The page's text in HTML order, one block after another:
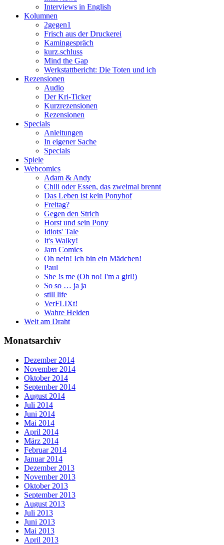
Interviews in English
Kolumnen
2gegen1
Frisch aus der Druckerei
Kamingespräch
kurz.schluss
Mind the Gap
Werkstattbericht: Die Toten und ich
Rezensionen
Audio
Der Kri-Ticker
Kurzrezensionen
Rezensionen
Specials
Anleitungen
In eigener Sache
Specials
Spiele
Webcomics
Adam & Andy
Chili oder Essen, das zweimal brennt
Das Leben ist kein Ponyhof
Freitag?
Gegen den Strich
Horst und sein Pony
Idiots' Tale
It's Walky!
Jam Comics
Oh nein! Ich bin ein Mädchen!
Paul
She !s me (Oh no! I'm a girl!)
So so … ja ja
still life
VerFLIXt!
Wahre Helden
Welt am Draht
Monatsarchiv
Dezember 2014
November 2014
Oktober 2014
September 2014
August 2014
Juli 2014
Juni 2014
Mai 2014
April 2014
März 2014
Februar 2014
Januar 2014
Dezember 2013
November 2013
Oktober 2013
September 2013
August 2013
Juli 2013
Juni 2013
Mai 2013
April 2013